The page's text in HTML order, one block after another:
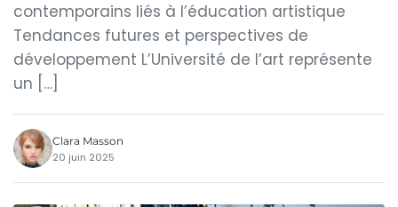
contemporains liés à l’éducation artistique
Tendances futures et perspectives de
développement L’Université de l’art représente
un […]
Clara Masson
20 juin 2025